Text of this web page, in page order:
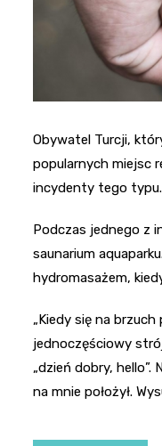
Obywatel Turcji,
popularnych miejsc
incydenty tego typu.
Podczas jednego z
saunarium
hydromasażem,
„Kiedy się na
jednoczęściowy
„dzień dobry,
na mnie położył.